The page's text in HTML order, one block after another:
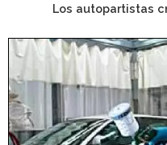
Los autopartistas